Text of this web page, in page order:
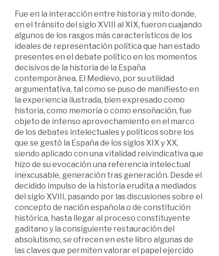
Fue en la interacción entre historia y mito donde,
en el tránsito del siglo XVIII al XIX, fueron cuajando
algunos de los rasgos más característicos de los
ideales de representación política que han estado
presentes en el debate político en los momentos
decisivos de la historia de la España
contemporánea. El Medievo, por su utilidad
argumentativa, tal como se puso de manifiesto en
la experiencia ilustrada, bien expresado como
historia, como memoria o como ensoñación, fue
objeto de intenso aprovechamiento en el marco
de los debates intelectuales y políticos sobre los
que se gestó la España de los siglos XIX y XX,
siendo aplicado con una vitalidad reivindicativa que
hizo de su evocación una referencia intelectual
inexcusable, generación tras generación. Desde el
decidido impulso de la historia erudita a mediados
del siglo XVIII, pasando por las discusiones sobre el
concepto de nación española o de constitución
histórica, hasta llegar al proceso constituyente
gaditano y la consiguiente restauración del
absolutismo, se ofrecen en este libro algunas de
las claves que permiten valorar el papel ejercido